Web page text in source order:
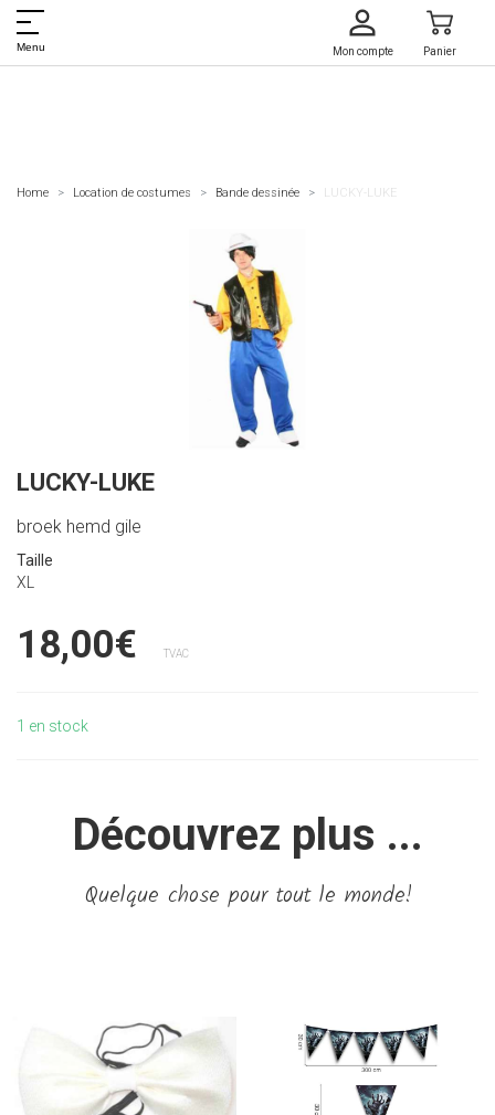
Menu Mon compte Panier
Home Location de costumes Bande dessinée LUCKY-LUKE
LUCKY-LUKE
broek hemd gile
Taille
XL
18,00€ TVAC
1 en stock
Découvrez plus ...
Quelque chose pour tout le monde!